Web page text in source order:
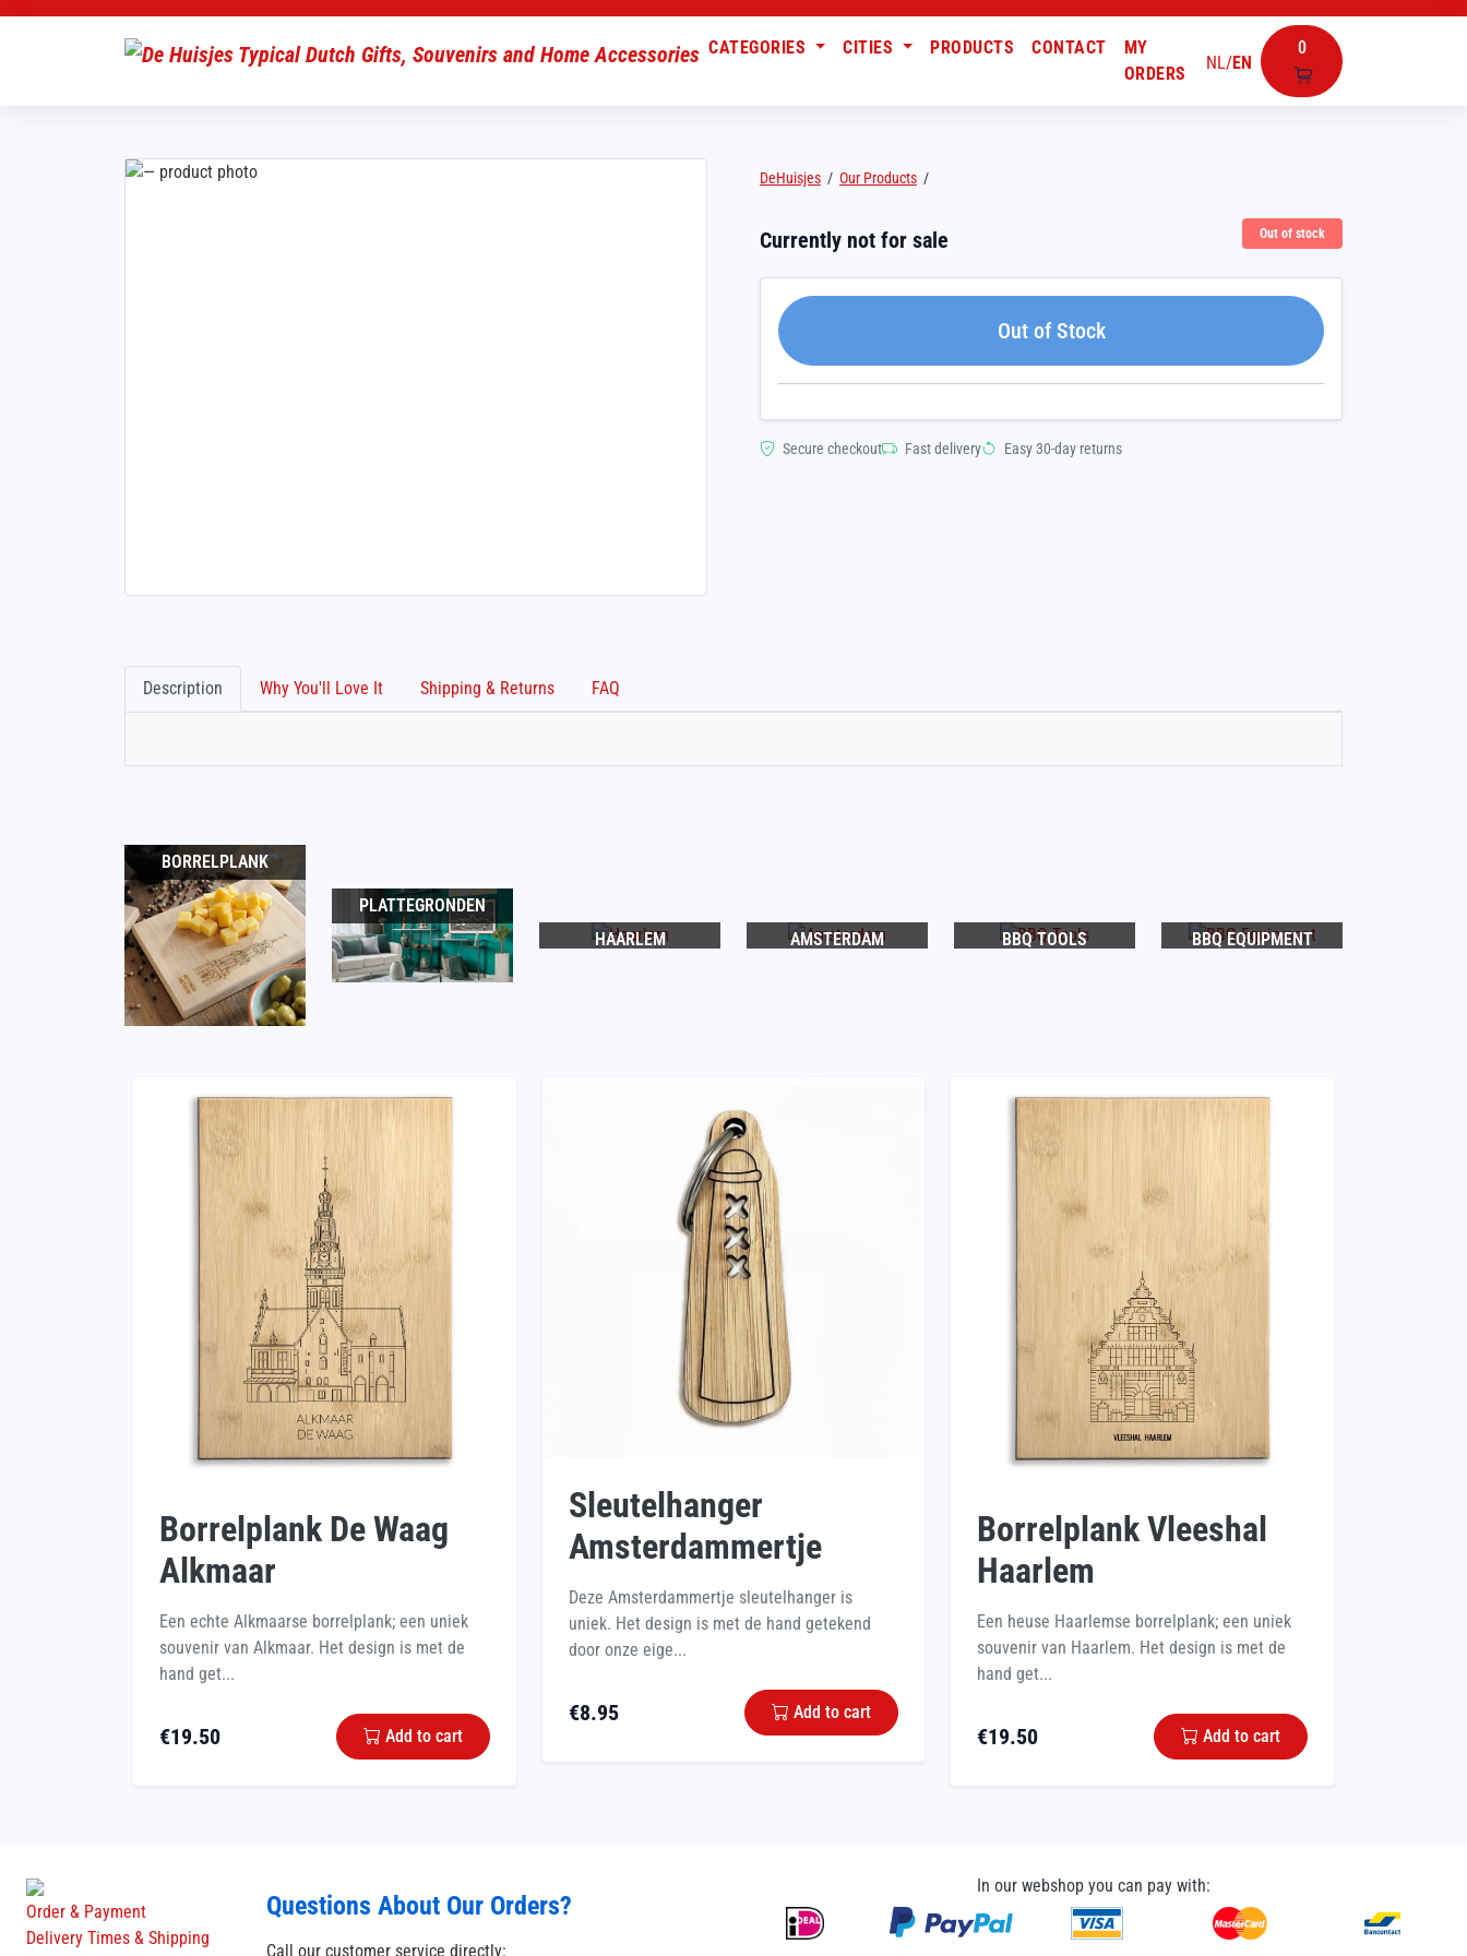
NL/EN
0
CATEGORIES CITIES PRODUCTS CONTACT
MY
ORDERS
DeHuisjes / Our Products /
Currently not for sale Out of stock
Out of Stock
Secure checkout Fast delivery Easy 30-day returns
Description Why You'll Love It Shipping & Returns FAQ
BORRELPLANK
PLATTEGRONDEN
HAARLEM
AMSTERDAM BBQ TOOLS BBQ EQUIPMENT
Borrelplank De Waag
Alkmaar
Een echte Alkmaarse borrelplank; een uniek
souvenir van Alkmaar. Het design is met de
hand get...
€19.50 Add to cart
Sleutelhanger
Amsterdammertje
Deze Amsterdammertje sleutelhanger is
uniek. Het design is met de hand getekend
door onze eige...
€8.95 Add to cart
Borrelplank Vleeshal
Haarlem
Een heuse Haarlemse borrelplank; een uniek
souvenir van Haarlem. Het design is met de
hand get...
€19.50 Add to cart
Order & Payment
Delivery Times & Shipping
Questions About Our Orders?
Call our customer service directly:
In our webshop you can pay with: